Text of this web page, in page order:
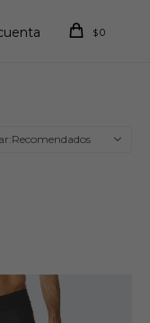
$0
Recomendados